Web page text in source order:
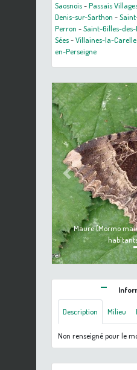
Saosnois-Passais
Denis-sur-Sarthon -
Perron -Saint-Gilles-
Sées-Villaines-la-Carelle
en-Perseigne
Maure (Mormo
Previous
Description Milieu
Non renseigné pour le